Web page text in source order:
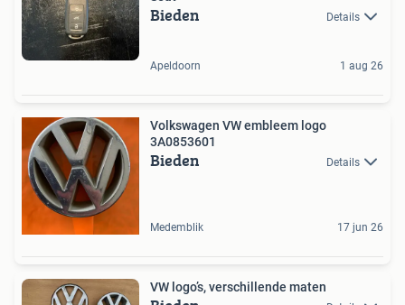
Bieden Details
Apeldoorn 1 aug 26
Volkswagen VW embleem logo
3A0853601
Bieden Details
Medemblik 17 jun 26
VW logo’s, verschillende maten